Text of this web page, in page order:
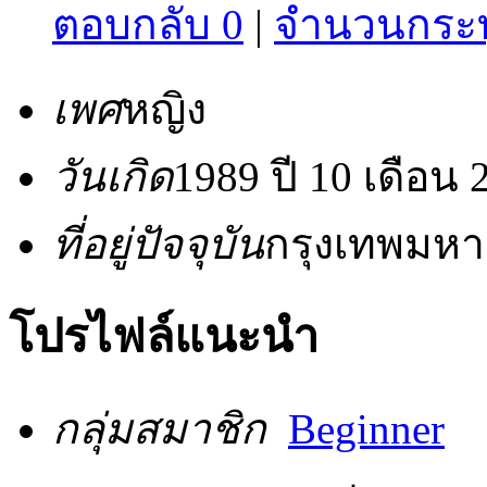
ตอบกลับ 0 | จำนวนกระ
เพศหญิง
วันเกิด1989 ปี 10 เดือน
ที่อยู่ปัจจุบันกรุงเทพมห
โปรไฟล์แนะนำ
กลุ่มสมาชิก Beginner